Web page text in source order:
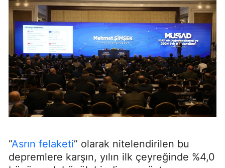
“Asrın felaketi” olarak nitelendirilen bu
depremlere karşın, yılın ilk çeyreğinde %4,0